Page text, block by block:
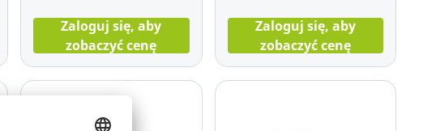
Zaloguj się, aby
zobaczyć cenę
Zaloguj się, aby
zobaczyć cenę